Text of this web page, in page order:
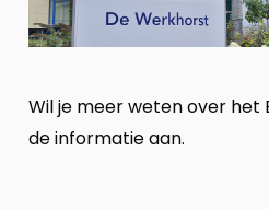
Wil je meer weten over het
de informatie aan.